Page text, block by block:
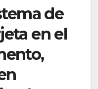
de
en el